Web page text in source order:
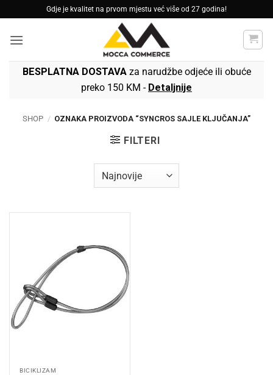
to
content
Gdje je kvalitet na prvom mjestu već više od 27 godina!
BESPLATNA DOSTAVAza narudžbe odjeće ili obuće
preko 150 KM - Detaljnije
SHOP / OZNAKA PROIZVODA “SYNCROS SAJLE KLJUČANJA”
FILTERI
BICIKLIZAM